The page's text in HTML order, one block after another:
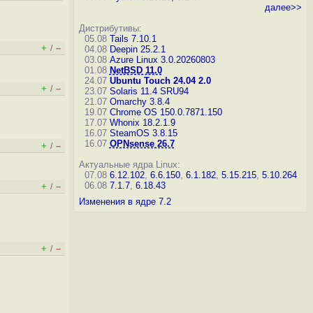
+ / –
+ / –
+ / –
+ / –
+ / –
далее>>
Дистрибутивы:
05.08 Tails 7.10.1
04.08 Deepin 25.2.1
03.08 Azure Linux 3.0.20260803
01.08 NetBSD 11.0
24.07 Ubuntu Touch 24.04 2.0
23.07 Solaris 11.4 SRU94
21.07 Omarchy 3.8.4
19.07 Chrome OS 150.0.7871.150
17.07 Whonix 18.2.1.9
16.07 SteamOS 3.8.15
16.07 OPNsense 26.7
Актуальные ядра Linux:
07.08 6.12.102, 6.6.150, 6.1.182, 5.15.215, 5.10.264
06.08 7.1.7, 6.18.43
Изменения в ядре 7.2